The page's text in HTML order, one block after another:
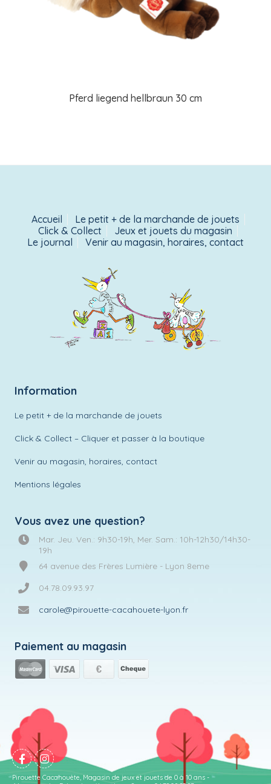
Pferd liegend hellbraun 30 cm
Accueil
Le petit + de la marchande de jouets
Click & Collect
Jeux et jouets du magasin
Le journal
Venir au magasin, horaires, contact
Information
Le petit + de la marchande de jouets
Click & Collect – Cliquer et passer à la boutique
Venir au magasin, horaires, contact
Mentions légales
Vous avez une question?
Mar. Jeu. Ven.: 9h30-19h, Mer. Sam.: 10h-12h30/14h30-
19h
64 avenue des Frères Lumière - Lyon 8eme
04.78.09.93.97
carole@pirouette-cacahouete-lyon.fr
Paiement au magasin
Pirouette Cacahouète, Magasin de jeux et jouets de 0 à 10 ans -